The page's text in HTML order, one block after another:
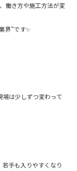
働き方や施工方法が変
界”です✨
は少しずつ変わって
手も入りやすくなり